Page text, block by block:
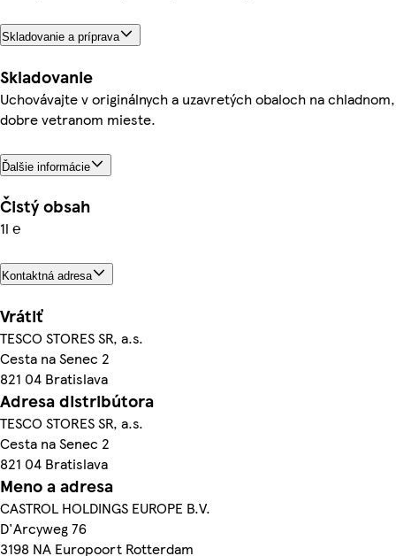
Skladovanie a príprava
Skladovanie
Uchovávajte v originálnych a uzavretých obaloch na chladnom,
dobre vetranom mieste.
Ďalšie informácie
Čistý obsah
1l ℮
Kontaktná adresa
Vrátiť
TESCO STORES SR, a.s.
Cesta na Senec 2
821 04 Bratislava
Adresa distribútora
TESCO STORES SR, a.s.
Cesta na Senec 2
821 04 Bratislava
Meno a adresa
CASTROL HOLDINGS EUROPE B.V.
D'Arcyweg 76
3198 NA Europoort Rotterdam